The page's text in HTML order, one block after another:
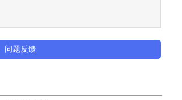
问题反馈